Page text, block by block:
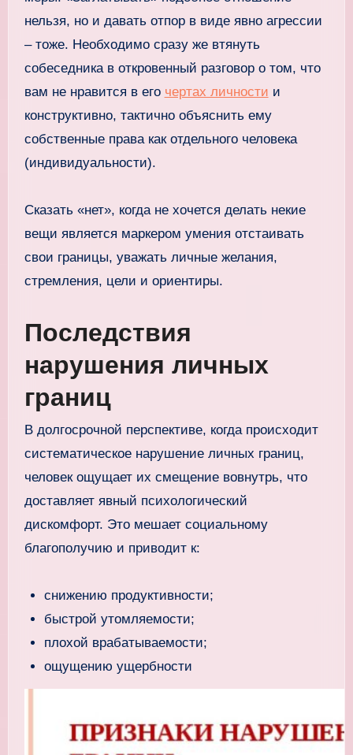
нельзя, но и давать отпор в виде явно агрессии
– тоже. Необходимо сразу же втянуть
собеседника в откровенный разговор о том, что
вам не нравится в его чертах личности и
конструктивно, тактично объяснить ему
собственные права как отдельного человека
(индивидуальности).
Сказать «нет», когда не хочется делать некие
вещи является маркером умения отстаивать
свои границы, уважать личные желания,
стремления, цели и ориентиры.
Последствия
нарушения личных
границ
В долгосрочной перспективе, когда происходит
систематическое нарушение личных границ,
человек ощущает их смещение вовнутрь, что
доставляет явный психологический
дискомфорт. Это мешает социальному
благополучию и приводит к:
снижению продуктивности;
быстрой утомляемости;
плохой врабатываемости;
ощущению ущербности